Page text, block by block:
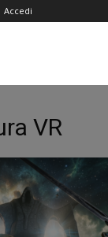
Accedi
VR